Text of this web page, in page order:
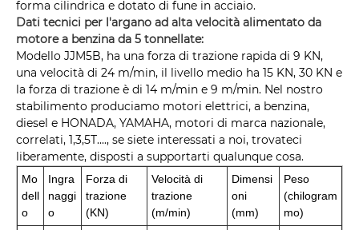
forma cilindrica e dotato di fune in acciaio.
Dati tecnici per l'argano ad alta velocità alimentato da
motore a benzina da 5 tonnellate:
Modello JJM5B, ha una forza di trazione rapida di 9 KN,
una velocità di 24 m/min, il livello medio ha 15 KN, 30 KN e
la forza di trazione è di 14 m/min e 9 m/min. Nel nostro
stabilimento produciamo motori elettrici, a benzina,
diesel e HONADA, YAMAHA, motori di marca nazionale,
correlati, 1,3,5T...., se siete interessati a noi, trovateci
liberamente, disposti a supportarti qualunque cosa.
Mo
dell
o
Ingra
naggi
o
Forza di
trazione
(KN)
Velocità di
trazione
(m/min)
Dimensi
oni
(mm)
Peso
(chilogram
mo)